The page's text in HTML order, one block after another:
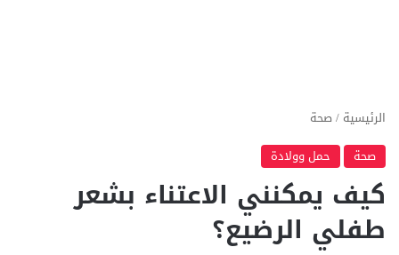
الرئيسية /صحة
صحة
حمل وولادة
كيف يمكنني الاعتناء بشعر
طفلي الرضيع؟